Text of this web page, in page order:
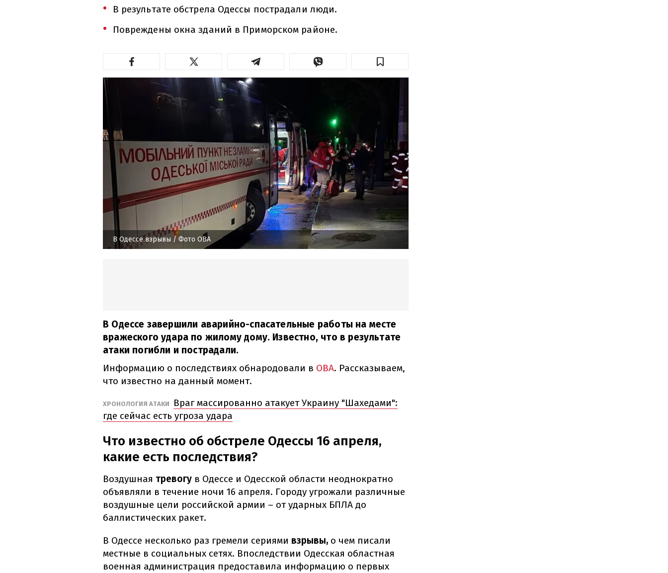
В результате обстрела Одессы пострадали люди.
Повреждены окна зданий в Приморском районе.
В Одессе взрывы / Фото ОВА
В Одессе завершили аварийно-спасательные работы на месте
вражеского удара по жилому дому. Известно, что в результате
атаки погибли и пострадали.
Информацию о последствиях обнародовали в ОВА. Рассказываем,
что известно на данный момент.
ХРОНОЛОГИЯ АТАКИ
Враг массированно атакует Украину "Шахедами":
где сейчас есть угроза удара
Что известно об обстреле Одессы 16 апреля,
какие есть последствия?
Воздушная тревогу в Одессе и Одесской области неоднократно
объявляли в течение ночи 16 апреля. Городу угрожали различные
воздушные цели российской армии – от ударных БПЛА до
баллистических ракет.
В Одессе несколько раз гремели сериями взрывы, о чем писали
местные в социальных сетях. Впоследствии Одесская областная
военная администрация предоставила информацию о первых